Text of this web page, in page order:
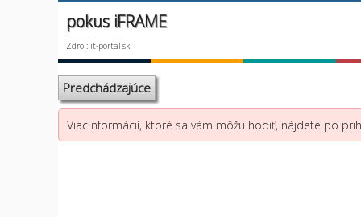
pokus iFRAME
Zdroj: it-portal.sk
Predchádzajúce
Viac nformácií, ktoré sa vám môžu hodiť, nájdete po